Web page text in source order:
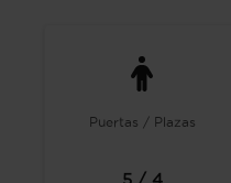
Puertas / Plazas
5 / 4